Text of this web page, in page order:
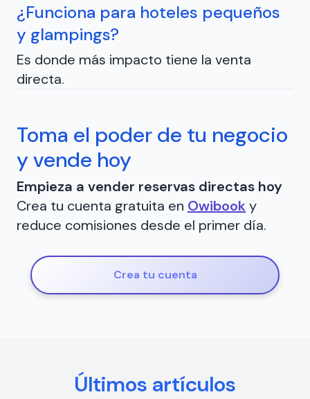
¿Funciona para hoteles pequeños
y glampings?
Es donde más impacto tiene la venta
directa.
Toma el poder de tu negocio
y vende hoy
Empieza a vender reservas directas hoy
Crea tu cuenta gratuita en Owibooky
reduce comisiones desde el primer día.
Crea tu cuenta
Últimos artículos